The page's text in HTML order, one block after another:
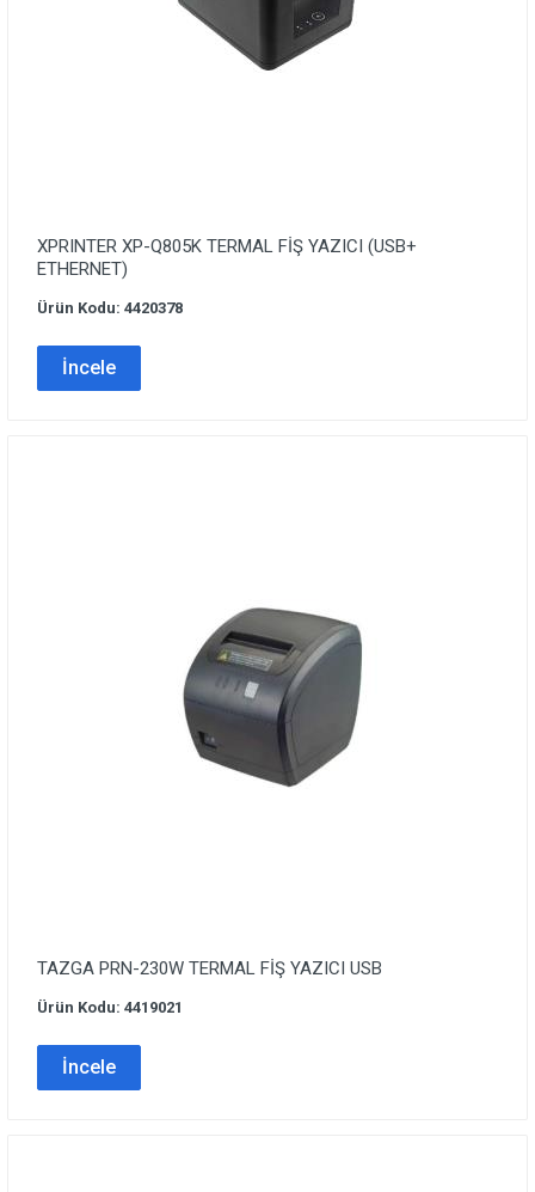
XPRINTER XP-Q805K TERMAL FİŞ YAZICI (USB+
ETHERNET)
Ürün Kodu: 4420378
İncele
TAZGA PRN-230W TERMAL FİŞ YAZICI USB
Ürün Kodu: 4419021
İncele